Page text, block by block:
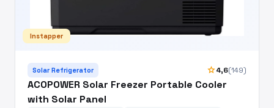
Instapper
Solar Refrigerator star4,6(149)
ACOPOWER Solar Freezer Portable Cooler
with Solar Panel